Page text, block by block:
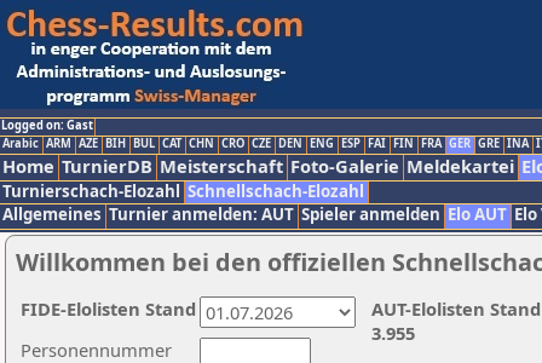
Logged on: Gast
Arabic ARM AZE BIH BUL CAT CHN CRO CZE DEN ENG ESP FAI FIN FRA GER GRE INA
Home TurnierDB Meisterschaft Foto-Galerie Meldekartei
Turnierschach-Elozahl Schnellschach-Elozahl
Allgemeines Turnier anmelden: AUT Spieler anmelden Elo AUT
Willkommen bei den offiziellen
Personennummer
AUT-Elolisten
3.955
FIDE-Elolisten Stand